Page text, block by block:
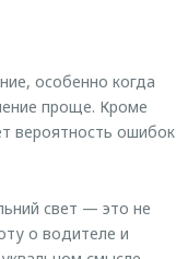
особенно когда
проще. Кроме
вероятность ошибок
свет — это не
о водителе и